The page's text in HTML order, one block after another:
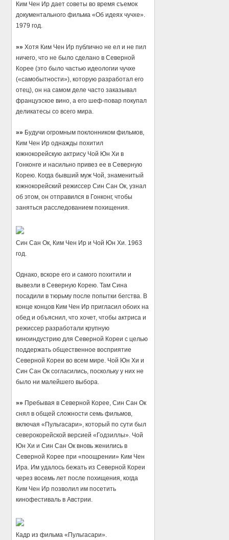
Ким Чен Ир дает советы во время съемок
документального фильма «Об идеях чучхе».
1979 год.
»» Хотя Ким Чен Ир публично не ел и не пил
ничего, что не было сделано в Северной
Корее (это было частью идеологии чучхе
(«самобытности»), которую разработал его
отец), он на самом деле часто заказывал
французское вино, а его шеф-повар покупал
деликатесы со всего мира.
»» Будучи огромным поклонником фильмов,
Ким Чен Ир однажды похитил
южнокорейскую актрису Чой Юн Хи в
Гонконге и насильно привез ее в Северную
Корею. Когда бывший муж Чой, знаменитый
южнокорейский режиссер Син Сан Ок, узнал
об этом, он отправился в Гонконг, чтобы
заняться расследованием похищения.
Син Сан Ок, Ким Чен Ир и Чой Юн Хи. 1963
год.
Однако, вскоре его и самого похитили и
вывезли в Северную Корею. Там Сина
посадили в тюрьму после попытки бегства. В
конце концов Ким Чен Ир пригласил обоих на
обед и объяснил, что хочет, чтобы актриса и
режиссер разработали крупную
киноиндустрию для Северной Кореи с целью
поддержать общественное восприятие
Северной Кореи во всем мире. Чой Юн Хи и
Син Сан Ок согласились, поскольку у них не
было ни малейшего выбора.
»» Пребывая в Северной Корее, Син Сан Ок
снял в общей сложности семь фильмов,
включая «Пульгасари», который по сути был
северокорейской версией «Годзиллы». Чой
Юн Хи и Син Сан Ок вновь женились в
Северной Корее при «поощрении» Ким Чен
Ира. Им удалось бежать из Северной Кореи
через восемь лет после похищения, когда
Ким Чен Ир позволил им посетить
кинофестиваль в Австрии.
Кадр из фильма «Пульгасари».